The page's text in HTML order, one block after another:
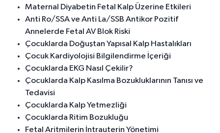
Maternal Diyabetin Fetal Kalp Üzerine Etkileri
Anti Ro/SSA ve Anti La/SSB Antikor Pozitif
Annelerde Fetal AV Blok Riski
Çocuklarda Doğuştan Yapısal Kalp Hastalıkları
Çocuk Kardiyolojisi Bilgilendirme İçeriği
Çocuklarda EKG Nasıl Çekilir?
Çocuklarda Kalp Kasılma Bozukluklarının Tanısı ve
Tedavisi
Çocuklarda Kalp Yetmezliği
Çocuklarda Ritim Bozukluğu
Fetal Aritmilerin İntrauterin Yönetimi